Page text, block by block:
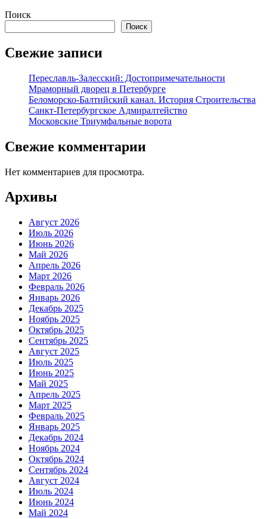
Поиск
Поиск
Свежие записи
Переславль-Залесский: Достопримечательности
Мраморный дворец в Петербурге
Беломорско-Балтийский канал. История Строительства
Санкт-Петербургское Адмиралтейство
Московские Триумфальные ворота
Свежие комментарии
Нет комментариев для просмотра.
Архивы
Август 2026
Июль 2026
Июнь 2026
Май 2026
Апрель 2026
Март 2026
Февраль 2026
Январь 2026
Декабрь 2025
Ноябрь 2025
Октябрь 2025
Сентябрь 2025
Август 2025
Июль 2025
Июнь 2025
Май 2025
Апрель 2025
Март 2025
Февраль 2025
Январь 2025
Декабрь 2024
Ноябрь 2024
Октябрь 2024
Сентябрь 2024
Август 2024
Июль 2024
Июнь 2024
Май 2024